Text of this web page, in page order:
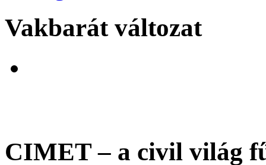
Vakbarát változat
CIMET – a civil világ